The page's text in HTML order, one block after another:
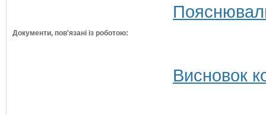
Документи, пов'язані із роботою:
Висновок